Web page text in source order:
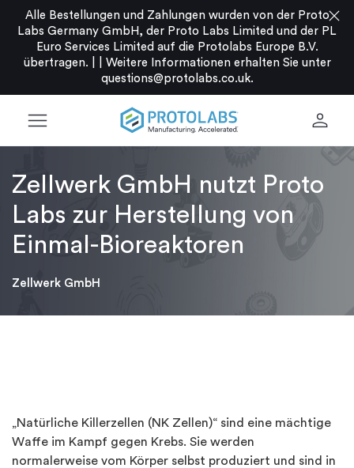
Alle Bestellungen und Zahlungen wurden von der Proto
Labs Germany GmbH, der Proto Labs Limited und der PL
Euro Services Limited auf die Protolabs Europe B.V.
übertragen. |
Weitere Informationen erhalten Sie unter
questions@protolabs.co.uk.
close
menu person
Zellwerk GmbH nutzt Proto
Labs zur Herstellung von
Einmal-Bioreaktoren
Zellwerk GmbH
„Natürliche Killerzellen (NK Zellen)“ sind eine mächtige
Waffe im Kampf gegen Krebs. Sie werden
normalerweise vom Körper selbst produziert und sind in